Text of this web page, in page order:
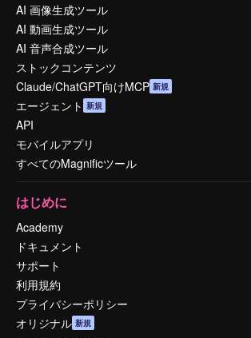
AI 画像生成ツール
AI 動画生成ツール
AI 音声合成ツール
ストックコンテンツ
Claude/ChatGPT向けMCP 新規
エージェント 新規
API
モバイルアプリ
すべてのMagnificツール
はじめに
Academy
ドキュメント
サポート
利用規約
プライバシーポリシー
オリジナル 新規